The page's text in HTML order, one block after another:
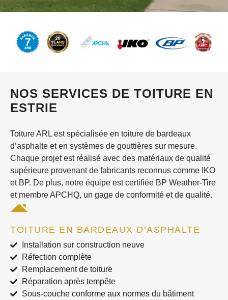
NOS SERVICES DE TOITURE EN
ESTRIE
Toiture ARL est spécialisée en toiture de bardeaux
d’asphalte et en systèmes de gouttières sur mesure.
Chaque projet est réalisé avec des matériaux de qualité
supérieure provenant de fabricants reconnus comme IKO
et BP. De plus, notre équipe est certifiée BP Weather-Tire
et membre APCHQ, un gage de conformité et de qualité.
TOITURE EN BARDEAUX D’ASPHALTE
Installation sur construction neuve
Réfection complète
Remplacement de toiture
Réparation après tempête
Sous-couche conforme aux normes du bâtiment